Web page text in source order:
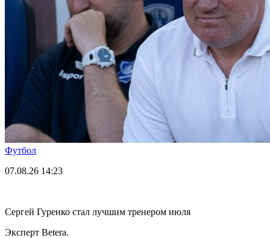
Футбол
07.08.26 14:23
Сергей Гуренко стал лучшим тренером июля
Эксперт Betera.